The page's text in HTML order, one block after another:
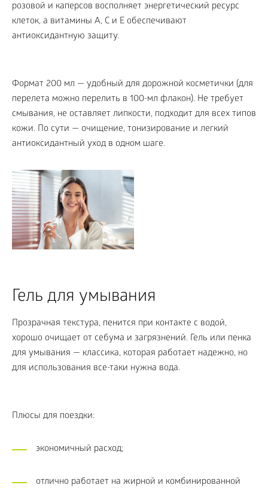
розовой и каперсов восполняет энергетический ресурс
клеток, а витамины А, С и Е обеспечивают
антиоксидантную защиту.
Формат 200 мл — удобный для дорожной косметички (для
перелета можно перелить в 100-мл флакон). Не требует
смывания, не оставляет липкости, подходит для всех типов
кожи. По сути — очищение, тонизирование и легкий
антиоксидантный уход в одном шаге.
Гель для умывания
Прозрачная текстура, пенится при контакте с водой,
хорошо очищает от себума и загрязнений. Гель или пенка
для умывания — классика, которая работает надежно, но
для использования все-таки нужна вода.
Плюсы для поездки:
экономичный расход;
отлично работает на жирной и комбинированной